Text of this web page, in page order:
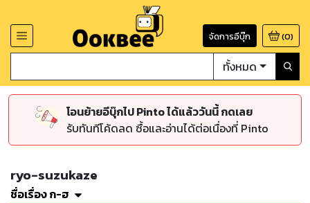
จัดการอีบุ๊ก (0)
ทั้งหมด
โอนย้ายอีบุ๊กไป Pinto ได้แล้ววันนี้ กดเลย
รับทันทีโค้ดลด ซื้อและอ่านได้ต่อเนื่องที่ Pinto
ryo-suzukaze
ชื่อเรื่อง ก-ฮ